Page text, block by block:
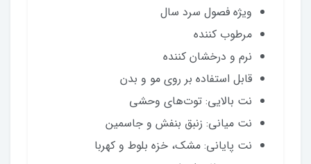
ویژه فصول سرد سال
مرطوب کننده
نرم و درخشان کننده
قابل استفاده بر روی مو و بدن
نت بالایی: توت‌های وحشی
نت میانی: زنبق بنفش و جاسمین
نت پایانی: مشک، خزه بلوط و کهربا